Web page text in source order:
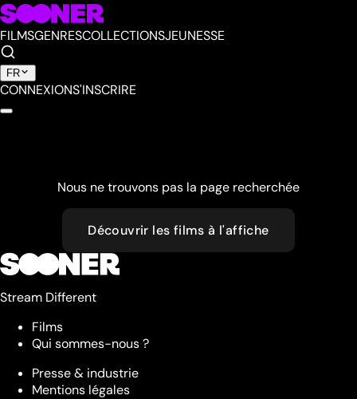
FILMSGENRESCOLLECTIONSJEUNESSE
FR
CONNEXIONS'INSCRIRE
Nous ne trouvons pas la page recherchée
Découvrir les films à l'affiche
Stream Different
Films
Qui sommes-nous ?
Presse & industrie
Mentions légales